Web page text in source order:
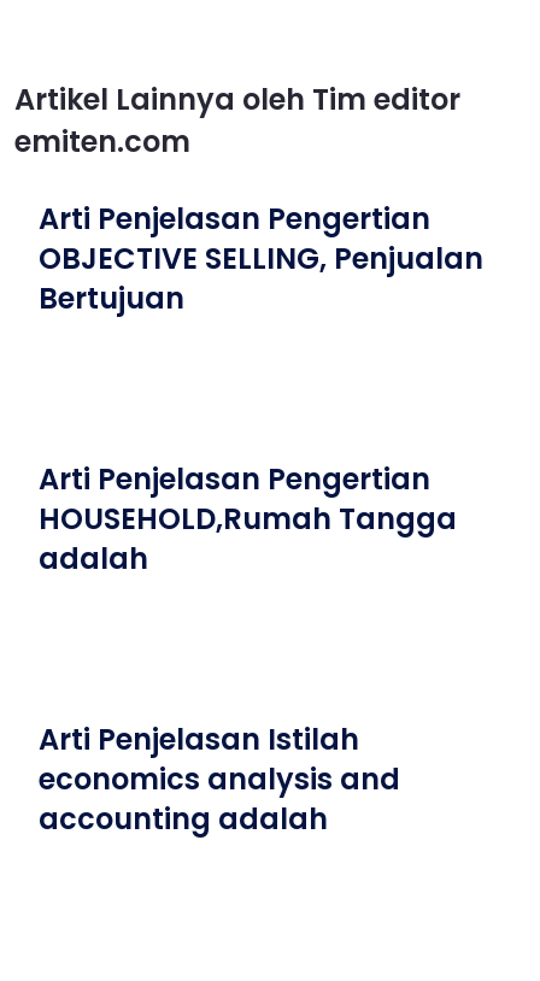
Artikel Lainnya oleh Tim editor
emiten.com
Arti Penjelasan Pengertian
OBJECTIVE SELLING, Penjualan
Bertujuan
Arti Penjelasan Pengertian
HOUSEHOLD,Rumah Tangga
adalah
Arti Penjelasan Istilah
economics analysis and
accounting adalah